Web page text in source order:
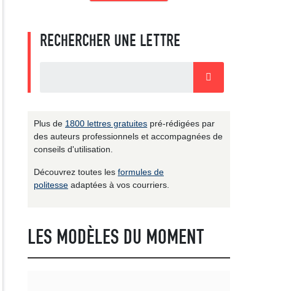
RECHERCHER UNE LETTRE
Plus de 1800 lettres gratuites pré-rédigées par
des auteurs professionnels et accompagnées de
conseils d'utilisation.
Découvrez toutes les formules de
politesse adaptées à vos courriers.
LES MODÈLES DU MOMENT